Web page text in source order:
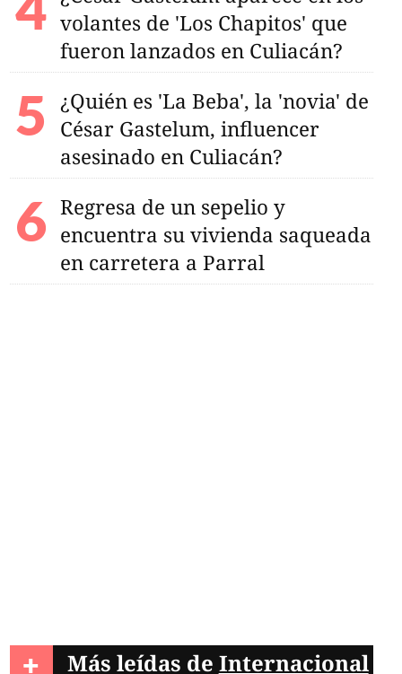
volantes de 'Los Chapitos' que
fueron lanzados en Culiacán?
¿Quién es 'La Beba', la 'novia' de
César Gastelum, influencer
asesinado en Culiacán?
Regresa de un sepelio y
encuentra su vivienda saqueada
en carretera a Parral
+ Más leídas de Internacional